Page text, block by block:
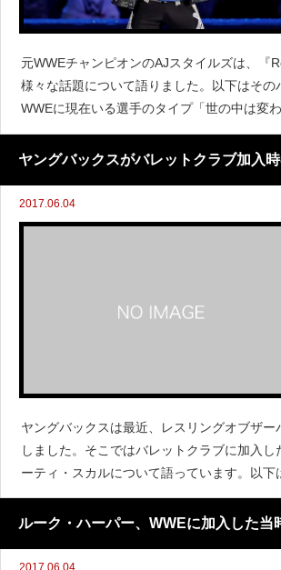
元WWEチャンピオンのAJスタイルズは、『
様々な話題について語りました。以下はその
WWEに現在いる選手のタイプ「世の中は変
が6フィート8インチ(約203cm)や400ポンド(
けではない。私たちはそのような方法を行
ヤングバックスがバレットクラブ加入
2017.06.04
ヤングバックスは最近、レスリングオブザー
しました。そこではバレットクラブに加入し
ーティ・スカルについて語っています。以下
です。バレットクラブに加入したときのこと
の中で、新日本プロレスに行くことが次のス
ルーク・ハーパー、WWEに加入した当